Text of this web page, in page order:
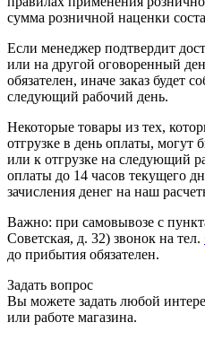
сумма розничной наценки
Если менеджер подтвердит
или на другой оговоренный
обязателен, иначе заказ будет
следующий рабочий день.
Некоторые товары из тех,
отгрузке в день оплаты,
или к отгрузке на следующий
оплаты до 14 часов текущего
зачисления денег на наш
Важно: при самовывозе с
Советская, д. 32) звонок на тел.
до прибытия обязателен.
Задать вопрос
Вы можете задать любой
или работе магазина.